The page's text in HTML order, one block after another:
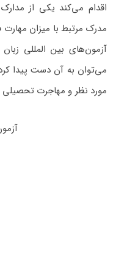
اقدام می‌کند یکی از
مدرک مرتبط با میزان
آزمون‌های بین المللی
می‌توان به آن دست پیدا
مورد نظر و مهاجرت تحصیلی